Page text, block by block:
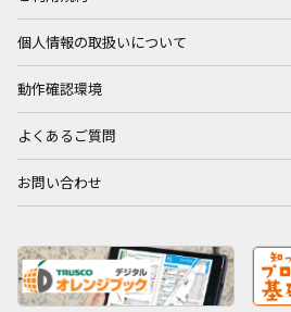
個人情報の取扱いについて
動作確認環境
よくあるご質問
お問い合わせ